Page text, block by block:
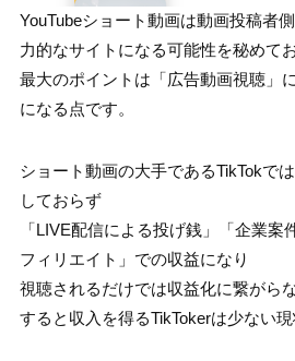
YouTubeショート動画は動画投稿者
力的なサイトになる可能性を秘めて
最大のポイントは「広告動画視聴」
になる点です。
ショート動画の大手であるTikTokで
しておらず
「LIVE配信による投げ銭」「企業案
フィリエイト」での収益になり
視聴されるだけでは収益化に繋がら
すると収入を得るTikTokerは少ない現